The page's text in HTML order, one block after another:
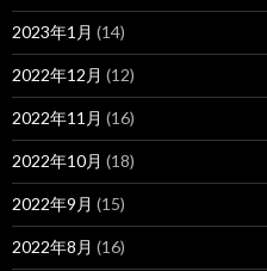
2023年1月 (14)
2022年12月 (12)
2022年11月 (16)
2022年10月 (18)
2022年9月 (15)
2022年8月 (16)